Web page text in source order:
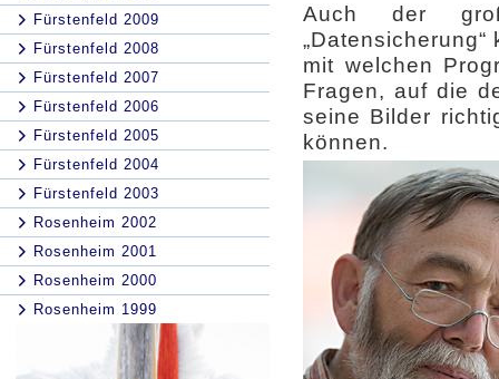
Fürstenfeld 2009
Fürstenfeld 2008
Fürstenfeld 2007
Fürstenfeld 2006
Fürstenfeld 2005
Fürstenfeld 2004
Fürstenfeld 2003
Rosenheim 2002
Rosenheim 2001
Rosenheim 2000
Rosenheim 1999
Auch der
mit welchen
Fragen, auf die
seine Bilder
können.